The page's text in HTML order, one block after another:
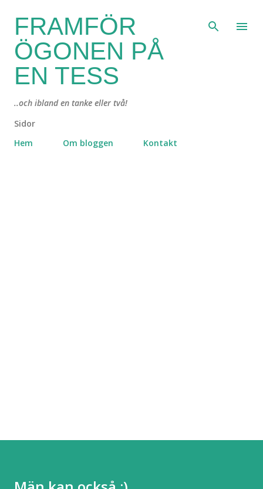
Fortsätt till huvudinnehåll
FRAMFÖR
ÖGONEN PÅ
EN TESS
..och ibland en tanke eller två!
Sidor
Hem
Om bloggen Kontakt